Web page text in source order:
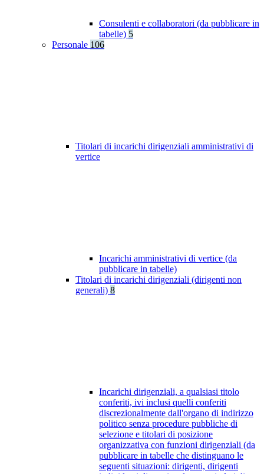
Consulenti e collaboratori (da pubblicare in
tabelle) 5
Personale 106
Titolari di incarichi dirigenziali amministrativi di
vertice
Incarichi amministrativi di vertice (da
pubblicare in tabelle)
Titolari di incarichi dirigenziali (dirigenti non
generali) 8
Incarichi dirigenziali, a qualsiasi titolo
conferiti, ivi inclusi quelli conferiti
discrezionalmente dall'organo di indirizzo
politico senza procedure pubbliche di
selezione e titolari di posizione
organizzativa con funzioni dirigenziali (da
pubblicare in tabelle che distinguano le
seguenti situazioni: dirigenti, dirigenti